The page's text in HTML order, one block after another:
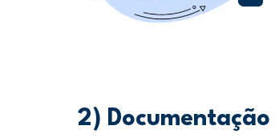
2) Documentação